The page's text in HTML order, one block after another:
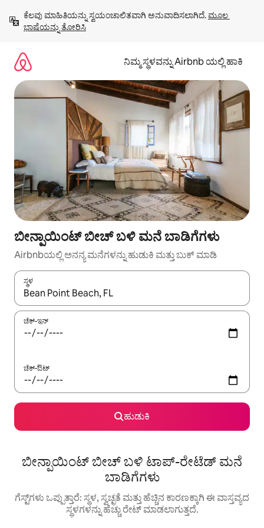
ಹೋಗಿ
ಕೆಲವು ಮಾಹಿತಿಯನ್ನು ಸ್ವಯಂಚಾಲಿತವಾಗಿ ಅನುವಾದಿಸಲಾಗಿದೆ. ಮೂಲ
ಭಾಷೆಯನ್ನು ತೋರಿಸಿ
ನಿಮ್ಮ ಸ್ಥಳವನ್ನು Airbnb ಯಲ್ಲಿ ಹಾಕಿ
ಬೀನ್ಪಾಯಿಂಟ್ ಬೀಚ್ ಬಳಿ ಮನೆ ಬಾಡಿಗೆಗಳು
Airbnbಯಲ್ಲಿ ಅನನ್ಯ ಮನೆಗಳನ್ನು ಹುಡುಕಿ ಮತ್ತು ಬುಕ್ ಮಾಡಿ
ಸ್ಥಳ
ಫಲಿತಾಂಶಗಳು ಲಭ್ಯವಿರುವಾಗ, ಅಪ್ ಮತ್ತು ಡೌನ್ ಬಾಣದ ಕೀಲಿಗಳೊಂದಿಗೆ
ಚೆಕ್-ಇನ್
ಚೆಕ್-ಔಟ್
ಹುಡುಕಿ
ಬೀನ್ಪಾಯಿಂಟ್ ಬೀಚ್ ಬಳಿ ಟಾಪ್-ರೇಟೆಡ್ ಮನೆ
ಬಾಡಿಗೆಗಳು
ಗೆಸ್ಟ್‌ಗಳು ಒಪ್ಪುತ್ತಾರೆ: ಸ್ಥಳ, ಸ್ವಚ್ಛತೆ ಮತ್ತು ಹೆಚ್ಚಿನ ಕಾರಣಕ್ಕಾಗಿ ಈ ವಾಸ್ತವ್ಯದ
ಸ್ಥಳಗಳನ್ನು ಹೆಚ್ಚು ರೇಟ್ ಮಾಡಲಾಗುತ್ತದೆ.